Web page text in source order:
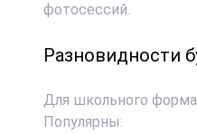
фотосессий.
Разновидности
Для школьного
Популярны: